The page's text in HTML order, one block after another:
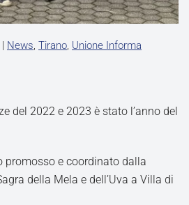
| News, Tirano, Unione Informa
del 2022 e 2023 è stato l’anno del
promosso e coordinato dalla
della Mela e dell’Uva a Villa di